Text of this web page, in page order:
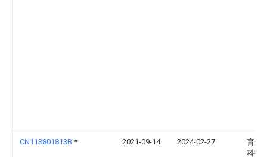
CN113801813B * 2021-09-14 2024-02-27
育米
科技(